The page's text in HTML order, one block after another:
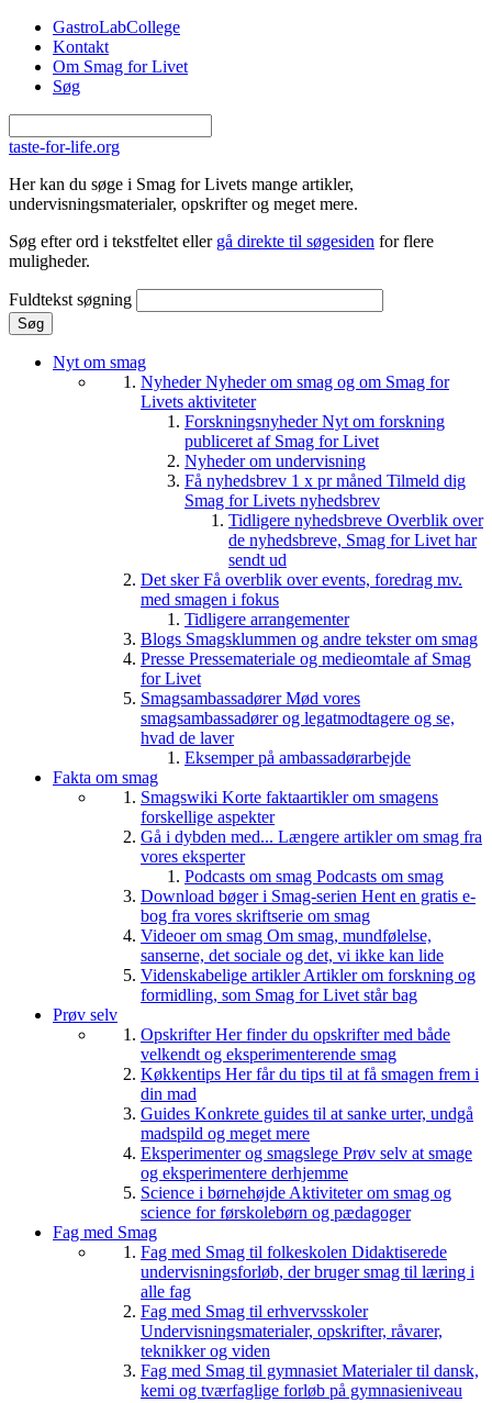
Gå til hovedindhold
GastroLabCollege
Kontakt
Om Smag for Livet
Søg
taste-for-life.org
Her kan du søge i Smag for Livets mange artikler,
undervisningsmaterialer, opskrifter og meget mere.
Søg efter ord i tekstfeltet eller gå direkte til søgesiden for flere
muligheder.
Fuldtekst søgning
Nyt om smag
NyhederNyheder om smag og om Smag for
Livets aktiviteter
ForskningsnyhederNyt om forskning
publiceret af Smag for Livet
Nyheder om undervisning
Få nyhedsbrev 1 x pr måned Tilmeld dig
Smag for Livets nyhedsbrev
Tidligere nyhedsbreve Overblik over
de nyhedsbreve, Smag for Livet har
sendt ud
Det skerFå overblik over events, foredrag mv.
med smagen i fokus
Tidligere arrangementer
Blogs Smagsklummen og andre tekster om smag
Presse Pressemateriale og medieomtale af Smag
for Livet
SmagsambassadørerMød vores
smagsambassadører og legatmodtagere og se,
hvad de laver
Eksemper på ambassadørarbejde
Fakta om smag
Smagswiki Korte faktaartikler om smagens
forskellige aspekter
Gå i dybden med... Længere artikler om smag fra
vores eksperter
Podcasts om smag Podcasts om smag
Download bøger i Smag-serien Hent en gratis e-
bog fra vores skriftserie om smag
Videoer om smag Om smag, mundfølelse,
sanserne, det sociale og det, vi ikke kan lide
Videnskabelige artiklerArtikler om forskning og
formidling, som Smag for Livet står bag
Prøv selv
OpskrifterHer finder du opskrifter med både
velkendt og eksperimenterende smag
Køkkentips Her får du tips til at få smagen frem i
din mad
Guides Konkrete guides til at sanke urter, undgå
madspild og meget mere
Eksperimenter og smagslege Prøv selv at smage
og eksperimentere derhjemme
Science i børnehøjde Aktiviteter om smag og
science for førskolebørn og pædagoger
Fag med Smag
Fag med Smag til folkeskolen Didaktiserede
undervisningsforløb, der bruger smag til læring i
alle fag
Fag med Smag til erhvervsskoler
Undervisningsmaterialer, opskrifter, råvarer,
teknikker og viden
Fag med Smag til gymnasiet Materialer til dansk,
kemi og tværfaglige forløb på gymnasieniveau